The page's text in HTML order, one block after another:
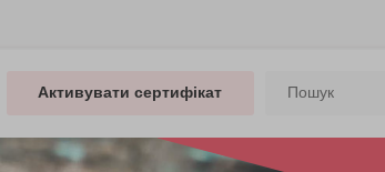
Активувати сертифікат